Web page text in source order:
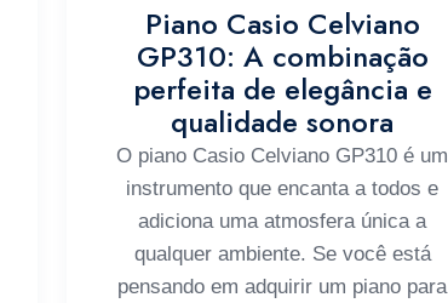
Piano Casio Celviano
GP310: A combinação
perfeita de elegância e
qualidade sonora
O piano Casio Celviano GP310 é um
instrumento que encanta a todos e
adiciona uma atmosfera única a
qualquer ambiente. Se você está
pensando em adquirir um piano para